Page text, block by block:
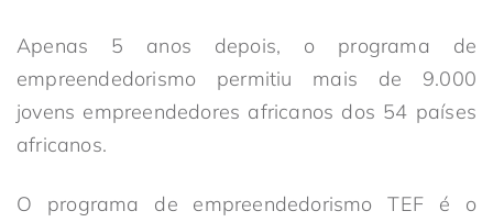
Apenas 5 anos depois, o programa de
empreendedorismo permitiu mais de 9.000
jovens empreendedores africanos dos 54 países
africanos.
O programa de empreendedorismo TEF é o